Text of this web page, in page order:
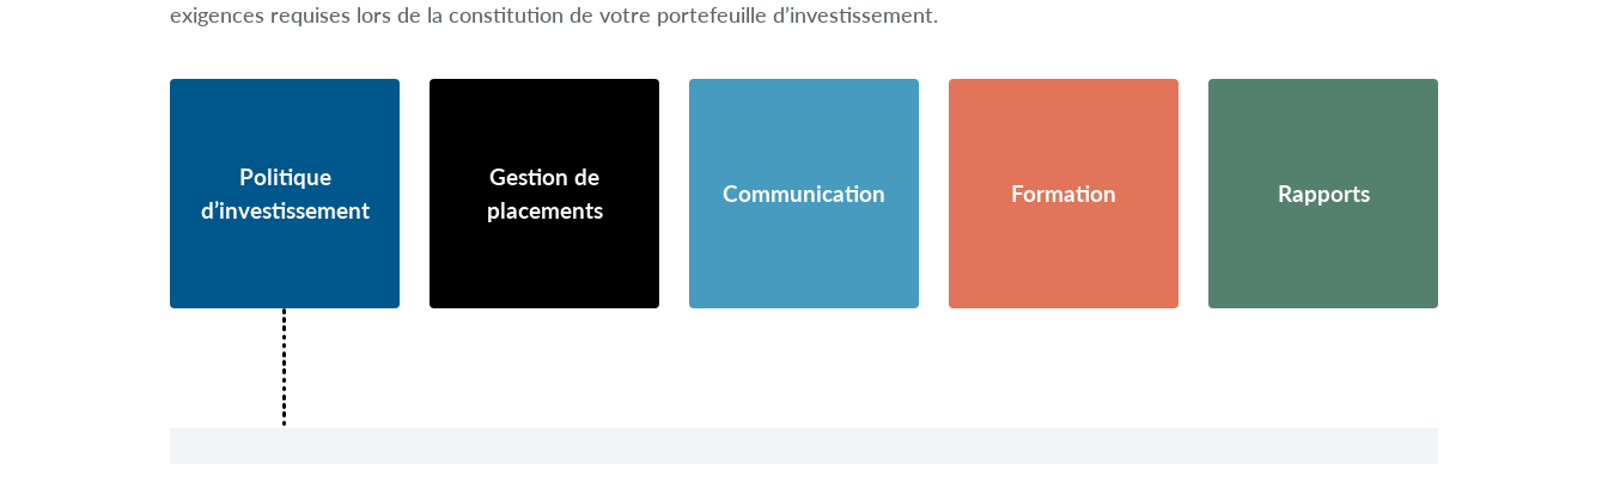
exigences requises lors de la constitution de votre portefeuille d’investissement.
Politique
d’investissement
Gestion de
placements
Communication Formation Rapports